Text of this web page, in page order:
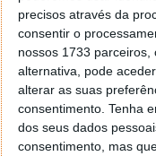
precisos através da
consentir o
nossos 1733 parceiros,
alternativa, pode
alterar as suas
consentimento. Tenha
dos seus dados
consentimento, mas
Tudo o que terá a
seu Android e
visado. Em
populares desse
Geral. Se preferir
redondezas
aplicação.